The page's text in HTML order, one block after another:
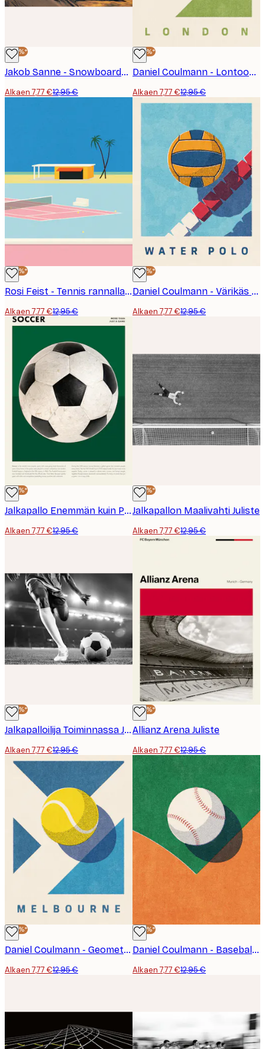
-40%*
Jakob Sanne - Snowboarder Sunset Jump Juliste
Alkaen 7,77 €12,95 €
-40%*
Daniel Coulmann - Lontoon Tenniskenttätyyli Juliste
Alkaen 7,77 €12,95 €
-40%*
Rosi Feist - Tennis rannalla Juliste
Alkaen 7,77 €12,95 €
-40%*
Daniel Coulmann - Värikäs Vesipallo Juliste
Alkaen 7,77 €12,95 €
-40%*
Jalkapallo Enemmän kuin Peli Juliste
Alkaen 7,77 €12,95 €
-40%*
Jalkapallon Maalivahti Juliste
Alkaen 7,77 €12,95 €
-40%*
Jalkapalloilija Toiminnassa Juliste
Alkaen 7,77 €12,95 €
-40%*
Allianz Arena Juliste
Alkaen 7,77 €12,95 €
-40%*
Daniel Coulmann - Geometrinen Melbourne Tennis Juliste
Alkaen 7,77 €12,95 €
-40%*
Daniel Coulmann - Baseballkentän Kulma Juliste
Alkaen 7,77 €12,95 €